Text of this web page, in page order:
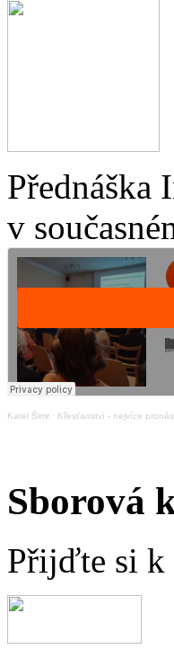
Přednáška
v
Karel Šimr · Křesťanství - nejvíce
Sborová
Přijďte si k